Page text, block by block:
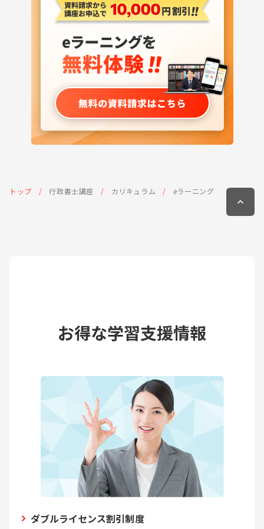
トップ 行政書士講座 カリキュラム eラーニング
お得な学習支援情報
ダブルライセンス割引制度